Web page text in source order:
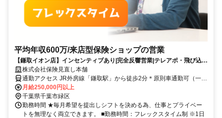
平均年収600万/来店型保険ショップの営業
【鎌取イオン店】インセンティブあり|完全反響営業|テレアポ・飛び込み
などの営業活動一切ナシ
株式会社保険見直し本舗
通勤アクセス JR外房線「鎌取駅」から徒歩2分＊原則車通勤可（一部
該当しない店舗あり※ご相談ください）
月給250,000円以上
千葉県千葉市緑区
勤務時間 ★毎月希望を提出しシフトを決める為、仕事とプライベー
トを無理なく両立できます。 ■勤務時間：フレックスタイム制 ※1日